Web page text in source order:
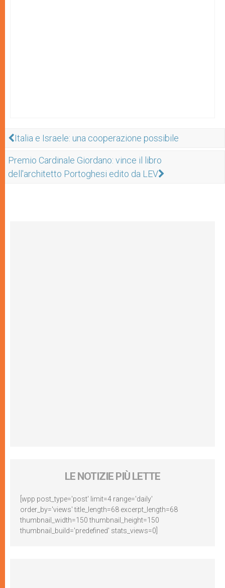
Italia e Israele: una cooperazione possibile
Premio Cardinale Giordano: vince il libro
dell'architetto Portoghesi edito da LEV
LE NOTIZIE PIÙ LETTE
[wpp post_type='post' limit=4 range='daily'
order_by='views' title_length=68 excerpt_length=68
thumbnail_width=150 thumbnail_height=150
thumbnail_build='predefined' stats_views=0]